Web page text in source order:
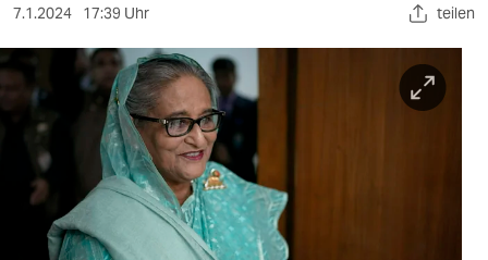
sport
berlin
nord
wahrheit
7.1.2024 17:39 Uhr teilen